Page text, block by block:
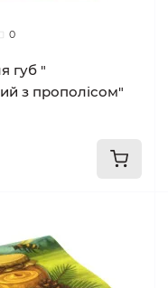
0
губ "
з прополісом"